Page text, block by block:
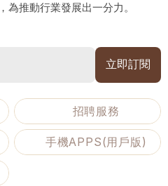
為推動行業發展出一分力。
招聘服務
手機APPS(用戶版)